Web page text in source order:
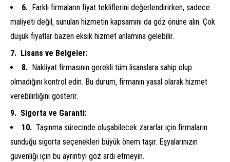
Farklı firmaların fiyat tekliflerini değerlendirirken, sadece
maliyeti değil, sunulan hizmetin kapsamını da göz önüne alın. Çok
düşük fiyatlar bazen eksik hizmet anlamına gelebilir.
Lisans ve Belgeler:
Nakliyat firmasının gerekli tüm lisanslara sahip olup
olmadığını kontrol edin. Bu durum, firmanın yasal olarak hizmet
verebilirliğini gösterir.
Sigorta ve Garanti:
Taşınma sürecinde oluşabilecek zararlar için firmaların
sunduğu sigorta seçenekleri büyük önem taşır. Eşyalarınızın
güvenliği için bu ayrıntıyı göz ardı etmeyin.